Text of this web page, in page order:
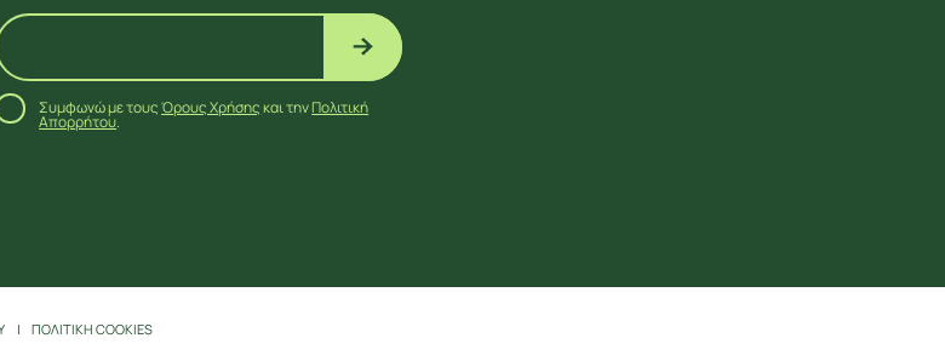
Συμφωνώ με τουςΌρους Χρήσηςκαι τηνΠολιτική
Απορρήτου.
ΠΟΛΙΤΙΚΗ COOKIES